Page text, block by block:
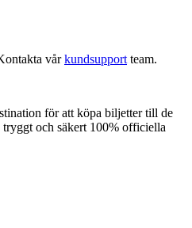
vårkundsupport team.
för att köpa biljetter till de
och säkert 100% officiella